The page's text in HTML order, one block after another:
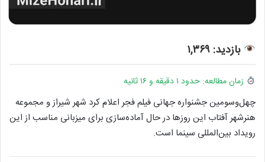
بازدید: ۱,۳۶۹
زمان مطالعه: حدود ۱ دقیقه و ۱۶ ثانیه
چهل‌و‌سومین جشنواره جهانی فیلم فجر اعلام کرد شهر شیراز و مجموعه
هنرشهر آفتاب این روزها در حال آماده‌سازی برای میزبانی مناسب از این
رویداد بین‌المللی سینما است.